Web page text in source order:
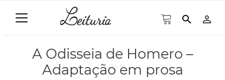
search person_outline
A Odisseia de Homero –
Adaptação em prosa